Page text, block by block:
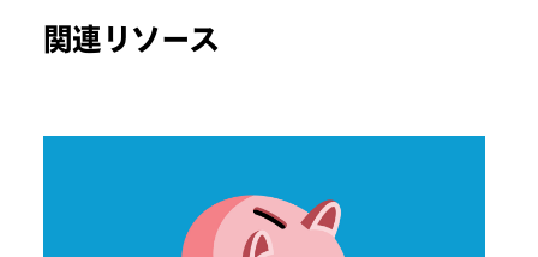
関連リソース